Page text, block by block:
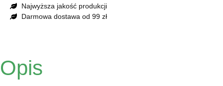
Najwyższa jakość produkcji
Darmowa dostawa od 99 zł
Opis